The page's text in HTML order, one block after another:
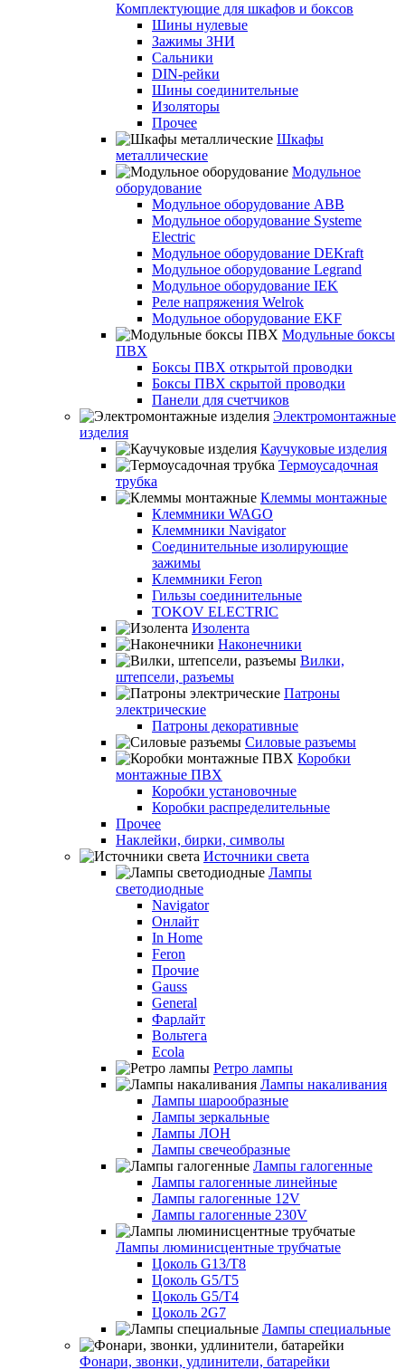
Комплектующие для шкафов и боксов
Шины нулевые
Зажимы ЗНИ
Сальники
DIN-рейки
Шины соединительные
Изоляторы
Прочее
Шкафы
металлические
Модульное
оборудование
Модульное оборудование ABB
Модульное оборудование Systeme
Electric
Модульное оборудование DEKraft
Модульное оборудование Legrand
Модульное оборудование IEK
Реле напряжения Welrok
Модульное оборудование EKF
Модульные боксы
ПВХ
Боксы ПВХ открытой проводки
Боксы ПВХ скрытой проводки
Панели для счетчиков
Электромонтажные
изделия
Каучуковые изделия
Термоусадочная
трубка
Клеммы монтажные
Клеммники WAGO
Клеммники Navigator
Соединительные изолирующие
зажимы
Клеммники Feron
Гильзы соединительные
TOKOV ELECTRIC
Изолента
Наконечники
Вилки,
штепсели, разъемы
Патроны
электрические
Патроны декоративные
Силовые разъемы
Коробки
монтажные ПВХ
Коробки установочные
Коробки распределительные
Прочее
Наклейки, бирки, символы
Источники света
Лампы
светодиодные
Navigator
Онлайт
In Home
Feron
Прочие
Gauss
General
Фарлайт
Вольтега
Ecola
Ретро лампы
Лампы накаливания
Лампы шарообразные
Лампы зеркальные
Лампы ЛОН
Лампы свечеобразные
Лампы галогенные
Лампы галогенные линейные
Лампы галогенные 12V
Лампы галогенные 230V
Лампы люминисцентные трубчатые
Цоколь G13/T8
Цоколь G5/Т5
Цоколь G5/T4
Цоколь 2G7
Лампы специальные
Фонари, звонки, удлинители, батарейки